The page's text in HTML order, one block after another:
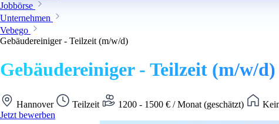
Jobbörse
Unternehmen
Vebego
Gebäudereiniger - Teilzeit (m/w/d)
Gebäudereiniger - Teilzeit (m/w/d)
Hannover Teilzeit 1200 - 1500 € / Monat (geschätzt)
Jetzt bewerben